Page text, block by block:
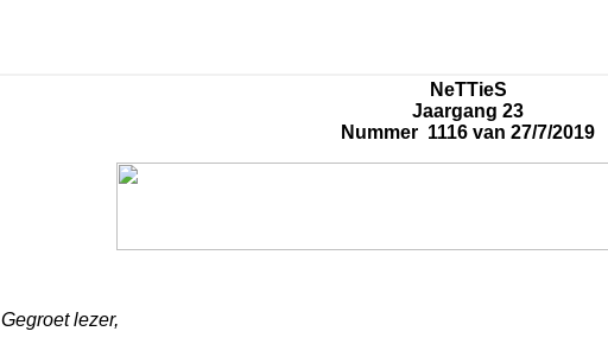
NeTTieS
Jaargang 23
Nummer 1116 van 27/7/2019
Gegroet lezer,